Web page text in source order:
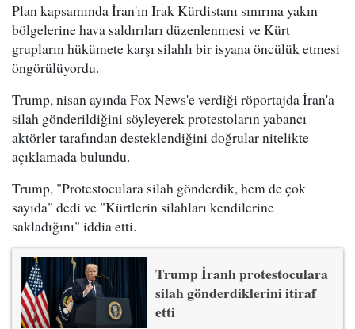
Plan kapsamında İran'ın Irak Kürdistanı sınırına yakın
bölgelerine hava saldırıları düzenlenmesi ve Kürt
grupların hükümete karşı silahlı bir isyana öncülük etmesi
öngörülüyordu.
Trump, nisan ayında Fox News'e verdiği röportajda İran'a
silah gönderildiğini söyleyerek protestoların yabancı
aktörler tarafından desteklendiğini doğrular nitelikte
açıklamada bulundu.
Trump, "Protestoculara silah gönderdik, hem de çok
sayıda" dedi ve "Kürtlerin silahları kendilerine
sakladığını" iddia etti.
Trump İranlı protestoculara
silah gönderdiklerini itiraf
etti